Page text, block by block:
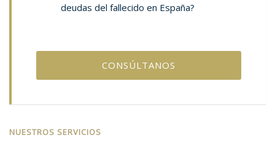
deudas del fallecido en España?
CONSÚLTANOS
NUESTROS SERVICIOS